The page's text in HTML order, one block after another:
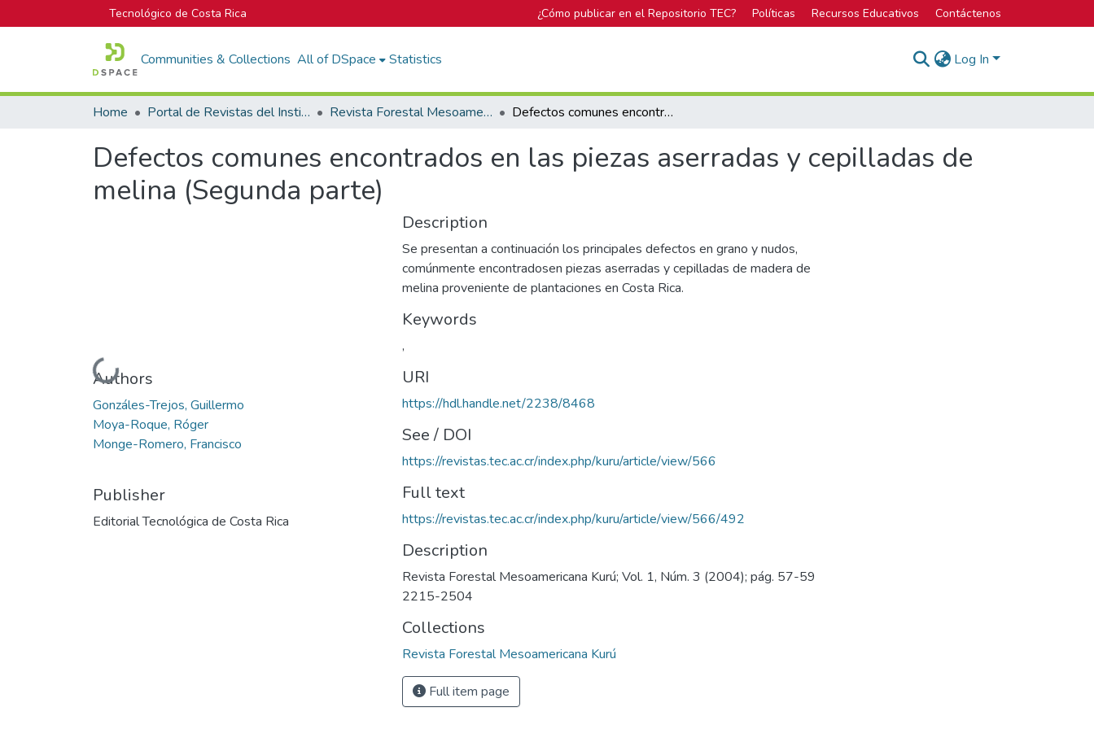
Tecnológico de Costa Rica ¿Cómo publicar en el Repositorio TEC? Políticas Recursos Educativos Contáctenos
Communities & Collections All of DSpace Statistics Log In
Home Portal de Revistas del Instituto Tecnológico de Costa Rica Revista Forestal Mesoamericana Kurú Defectos comunes encontrados en las piezas aserradas y cepilladas de melina (Segunda parte)
Defectos comunes encontrados en las piezas aserradas y cepilladas de
melina (Segunda parte)
Loading...
Authors
Gonzáles-Trejos, Guillermo
Moya-Roque, Róger
Monge-Romero, Francisco
Publisher
Editorial Tecnológica de Costa Rica
Description
Se presentan a continuación los principales defectos en grano y nudos,
comúnmente encontradosen piezas aserradas y cepilladas de madera de
melina proveniente de plantaciones en Costa Rica.
Keywords
,
URI
https://hdl.handle.net/2238/8468
See / DOI
https://revistas.tec.ac.cr/index.php/kuru/article/view/566
Full text
https://revistas.tec.ac.cr/index.php/kuru/article/view/566/492
Description
Revista Forestal Mesoamericana Kurú; Vol. 1, Núm. 3 (2004); pág. 57-59
2215-2504
Collections
Revista Forestal Mesoamericana Kurú
Full item page